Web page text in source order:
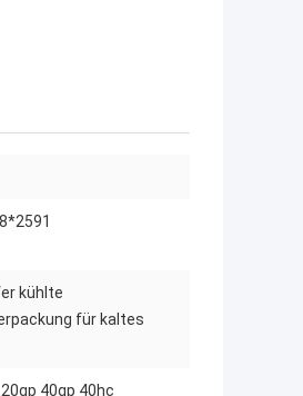
kühlte
für kaltes
40gp 40hc